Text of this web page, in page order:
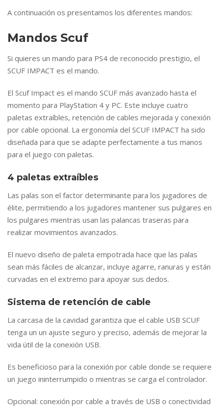
A continuación os presentamos los diferentes mandos:
Mandos Scuf
Si quieres un mando para PS4 de reconocido prestigio, el
SCUF IMPACT es el mando.
El Scuf Impact es el mando SCUF más avanzado hasta el
momento para PlayStation 4 y PC. Este incluye cuatro
paletas extraíbles, retención de cables mejorada y conexión
por cable opcional. La ergonomía del SCUF IMPACT ha sido
diseñada para que se adapte perfectamente a tus manos
para el juego con paletas.
4 paletas extraíbles
Las palas son el factor determinante para los jugadores de
élite, permitiendo a los jugadores mantener sus pulgares en
los pulgares mientras usan las palancas traseras para
realizar movimientos avanzados.
El nuevo diseño de paleta empotrada hace que las palas
sean más fáciles de alcanzar, incluye agarre, ranuras y están
curvadas en el extremo para apoyar sus dedos.
Sistema de retención de cable
La carcasa de la cavidad garantiza que el cable USB SCUF
tenga un un ajuste seguro y preciso, además de mejorar la
vida útil de la conexión USB.
Es beneficioso para la conexión por cable donde se requiere
un juego ininterrumpido o mientras se carga el controlador.
Opcional: conexión por cable a través de USB o conectividad